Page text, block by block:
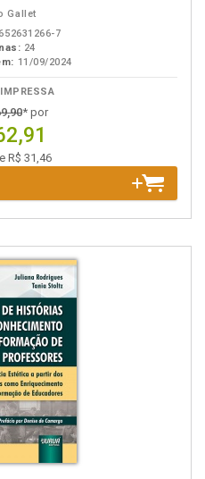
Gallet
7
24
11/09/2024
* por
R$ 31,46